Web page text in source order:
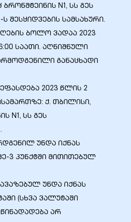
N1, სს გეს
შესყიდვების სამსახური.
ბოლო ვადაა 2023
საათი. აღნიშნული
განაცხადი
2023 წლის 2
ქ. თბილისი,
N1, სს გეს
უნდა იქნას
3 პუნქტში მითითებულ
უნდა იქნას
(სხვა ვალუტაში
არ